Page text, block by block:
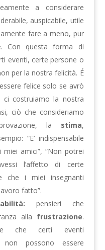
a considerare
auspicabile, utile
fare a meno, pur
Con questa forma di
eventi, certe persone o
per la nostra felicità. É
felice solo se avrò
ci costruiamo la nostra
ciò che consideriamo
la stima,
“E’ indispensabile
amici”, “Non potrei
l’affetto di certe
che i miei insegnanti
fatto”.
pensieri che
alla frustrazione.
che certi eventi
non possono essere